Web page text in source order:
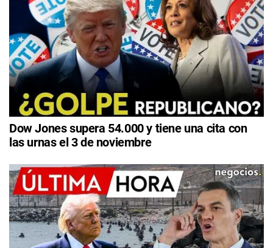
Dow Jones supera 54.000 y tiene una cita con
las urnas el 3 de noviembre